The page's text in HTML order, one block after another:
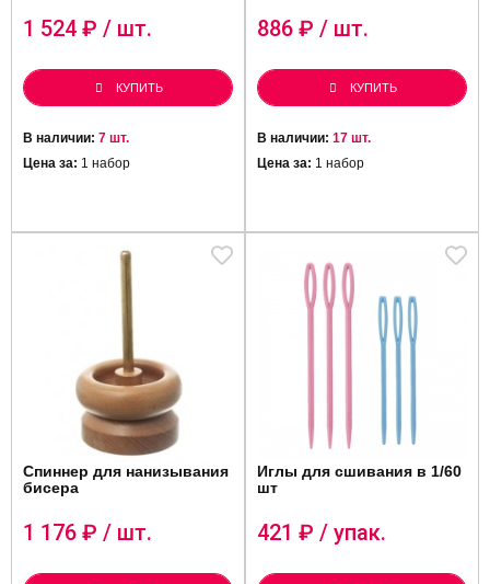
1 524 ₽ / шт.
КУПИТЬ
В наличии: 7 шт.
Цена за: 1 набор
886 ₽ / шт.
КУПИТЬ
В наличии: 17 шт.
Цена за: 1 набор
Спиннер для нанизывания
бисера
1 176 ₽ / шт.
Иглы для сшивания в 1/60
шт
421 ₽ / упак.